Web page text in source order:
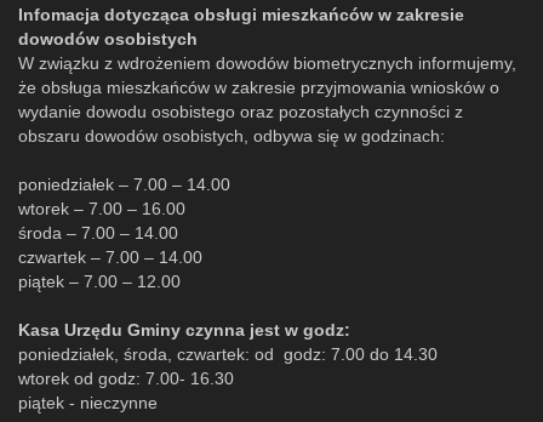
Infomacja dotycząca obsługi mieszkańców w zakresie
dowodów osobistych
W związku z wdrożeniem dowodów biometrycznych informujemy,
że obsługa mieszkańców w zakresie przyjmowania wniosków o
wydanie dowodu osobistego oraz pozostałych czynności z
obszaru dowodów osobistych, odbywa się w godzinach:
poniedziałek – 7.00 – 14.00
wtorek – 7.00 – 16.00
środa – 7.00 – 14.00
czwartek – 7.00 – 14.00
piątek – 7.00 – 12.00
Kasa Urzędu Gminy czynna jest w godz:
poniedziałek, środa, czwartek: od godz: 7.00 do 14.30
wtorek od godz: 7.00- 16.30
piątek - nieczynne